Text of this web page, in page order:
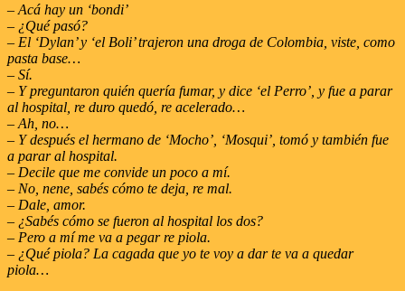
– Acá hay un ‘bondi’
– ¿Qué pasó?
– El ‘Dylan’ y ‘el Boli’ trajeron una droga de Colombia, viste, como
pasta base…
– Sí.
– Y preguntaron quién quería fumar, y dice ‘el Perro’, y fue a parar
al hospital, re duro quedó, re acelerado…
– Ah, no…
– Y después el hermano de ‘Mocho’, ‘Mosqui’, tomó y también fue
a parar al hospital.
– Decile que me convide un poco a mí.
– No, nene, sabés cómo te deja, re mal.
– Dale, amor.
– ¿Sabés cómo se fueron al hospital los dos?
– Pero a mí me va a pegar re piola.
– ¿Qué piola? La cagada que yo te voy a dar te va a quedar
piola…